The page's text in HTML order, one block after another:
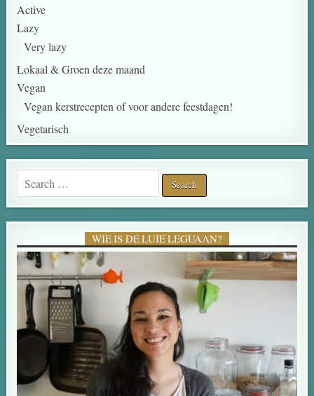
Active
Lazy
Very lazy
Lokaal & Groen deze maand
Vegan
Vegan kerstrecepten of voor andere feestdagen!
Vegetarisch
WIE IS DE LUIE LEGUAAN?